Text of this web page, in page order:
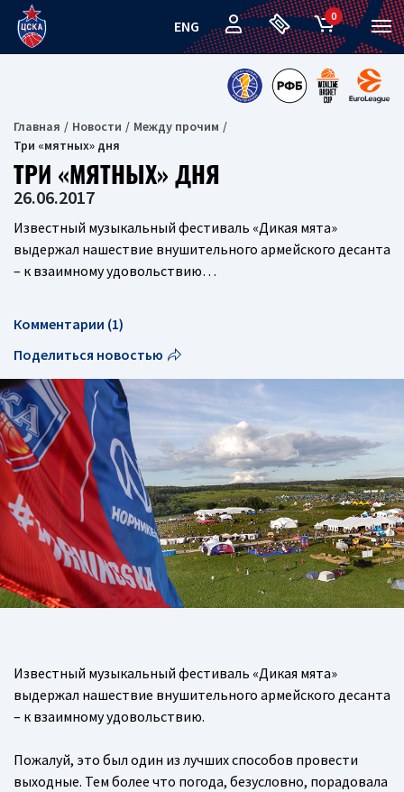
ENG
0
Главная Новости
Между прочим
Три «мятных» дня
ТРИ «МЯТНЫХ» ДНЯ
26.06.2017
Известный музыкальный фестиваль «Дикая мята»
выдержал нашествие внушительного армейского десанта
– к взаимному удовольствию…
Комментарии (1)
Поделиться новостью
Известный музыкальный фестиваль «Дикая мята»
выдержал нашествие внушительного армейского десанта
– к взаимному удовольствию.
Пожалуй, это был один из лучших способов провести
выходные. Тем более что погода, безусловно, порадовала